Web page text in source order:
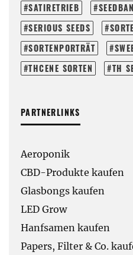
SATIRETRIEB
SERIOUS SEEDS
SORTENPORTRÄT
THCENE SORTEN
TH
PARTNERLINKS
Aeroponik
CBD-Produkte kaufen
Glasbongs kaufen
LED Grow
Hanfsamen kaufen
Papers, Filter & Co.